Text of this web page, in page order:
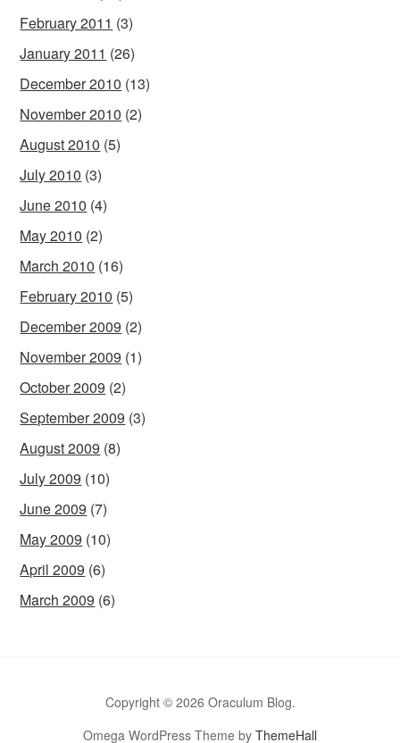
February 2011 (3)
January 2011 (26)
December 2010 (13)
November 2010 (2)
August 2010 (5)
July 2010 (3)
June 2010 (4)
May 2010 (2)
March 2010 (16)
February 2010 (5)
December 2009 (2)
November 2009 (1)
October 2009 (2)
September 2009 (3)
August 2009 (8)
July 2009 (10)
June 2009 (7)
May 2009 (10)
April 2009 (6)
March 2009 (6)
Copyright © 2026 Oraculum Blog.
Omega WordPress Theme by ThemeHall